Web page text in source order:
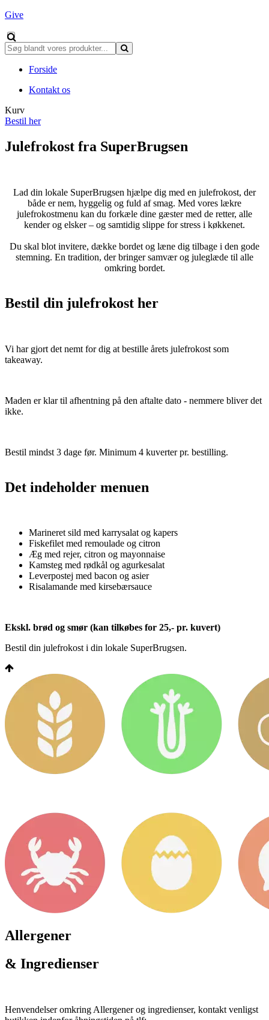
Give
Forside
Kontakt os
Kurv
Bestil her
Julefrokost fra SuperBrugsen
Lad din lokale SuperBrugsen hjælpe dig med en julefrokost, der
både er nem, hyggelig og fuld af smag. Med vores lækre
julefrokostmenu kan du forkæle dine gæster med de retter, alle
kender og elsker – og samtidig slippe for stress i køkkenet.
Du skal blot invitere, dække bordet og læne dig tilbage i den gode
stemning. En tradition, der bringer samvær og juleglæde til alle
omkring bordet.
Bestil din julefrokost her
Vi har gjort det nemt for dig at bestille årets julefrokost som
takeaway.
Maden er klar til afhentning på den aftalte dato - nemmere bliver det
ikke.
Bestil mindst 3 dage før. Minimum 4 kuverter pr. bestilling.
Det indeholder menuen
Marineret sild med karrysalat og kapers
Fiskefilet med remoulade og citron
Æg med rejer, citron og mayonnaise
Kamsteg med rødkål og agurkesalat
Leverpostej med bacon og asier
Risalamande med kirsebærsauce
Ekskl. brød og smør (kan tilkøbes for 25,- pr. kuvert)
Bestil din julefrokost i din lokale SuperBrugsen.
Allergener
& Ingredienser
Henvendelser omkring Allergener og ingredienser, kontakt venligst